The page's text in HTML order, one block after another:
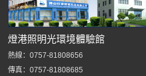
燈港照明光環境體驗館
熱線：0757-81808656
傳真：0757-81808685